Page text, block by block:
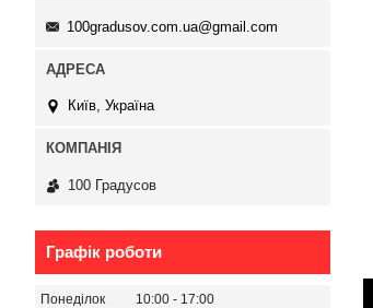
100gradusov.com.ua@gmail.com
Київ, Україна
100 Градусов
Графік роботи
Понеділок 10:00
17:00